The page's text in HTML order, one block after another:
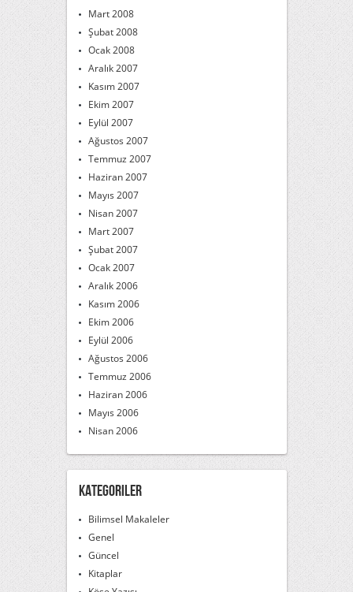
Mart 2008
Şubat 2008
Ocak 2008
Aralık 2007
Kasım 2007
Ekim 2007
Eylül 2007
Ağustos 2007
Temmuz 2007
Haziran 2007
Mayıs 2007
Nisan 2007
Mart 2007
Şubat 2007
Ocak 2007
Aralık 2006
Kasım 2006
Ekim 2006
Eylül 2006
Ağustos 2006
Temmuz 2006
Haziran 2006
Mayıs 2006
Nisan 2006
Kategoriler
Bilimsel Makaleler
Genel
Güncel
Kitaplar